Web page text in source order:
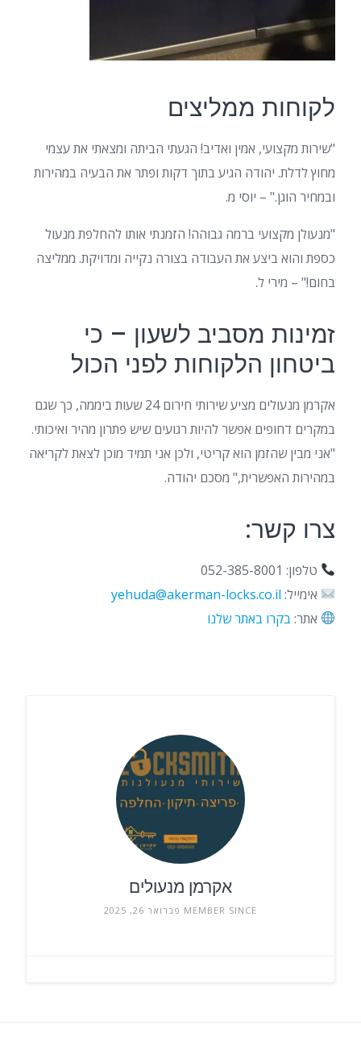
לקוחות ממליצים
"שירות מקצועי, אמין ואדיב! הגעתי הביתה ומצאתי את עצמי
מחוץ לדלת. יהודה הגיע בתוך דקות ופתר את הבעיה במהירות
ובמחיר הוגן." – יוסי מ.
"מנעולן מקצועי ברמה גבוהה! הזמנתי אותו להחלפת מנעול
כספת והוא ביצע את העבודה בצורה נקייה ומדויקת. ממליצה
בחום!" – מירי ל.
זמינות מסביב לשעון – כי
ביטחון הלקוחות לפני הכול
אקרמן מנעולים מציע שירותי חירום 24 שעות ביממה, כך שגם
במקרים דחופים אפשר להיות רגועים שיש פתרון מהיר ואיכותי.
"אני מבין שהזמן הוא קריטי, ולכן אני תמיד מוכן לצאת לקריאה
במהירות האפשרית," מסכם יהודה.
צרו קשר:
טלפון: 052-385-8001
אימייל: yehuda@akerman-locks.co.il
אתר: בקרו באתר שלנו
אקרמן מנעולים
MEMBER SINCE פברואר 26, 2025